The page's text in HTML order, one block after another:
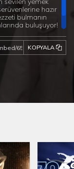
hazır
bulmanın
buluşuyor!
ustalar, sokak
KOPYALA